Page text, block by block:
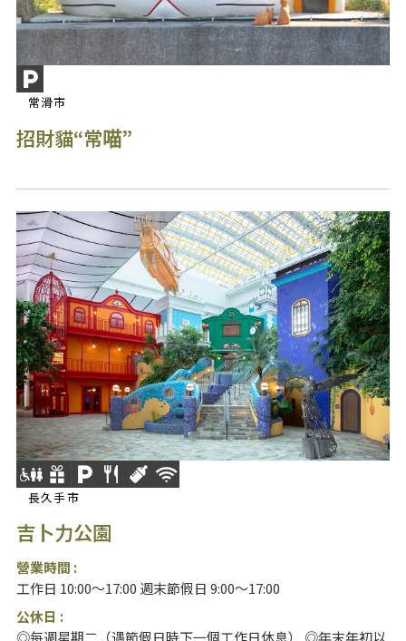
常滑市
招財貓“常喵”
長久手市
吉卜力公園
營業時間 :
工作日 10:00～17:00 週末節假日 9:00～17:00
公休日 :
◎每週星期二（遇節假日時下一個工作日休息） ◎年末年初以